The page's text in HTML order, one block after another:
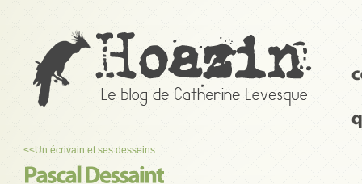
<<Un écrivain et ses desseins